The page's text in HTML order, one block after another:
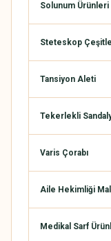
Solunum Ürünleri
Steteskop
Tansiyon Aleti
Tekerlekli
Varis Çorabı
Aile Hekimliği
Medikal Sarf